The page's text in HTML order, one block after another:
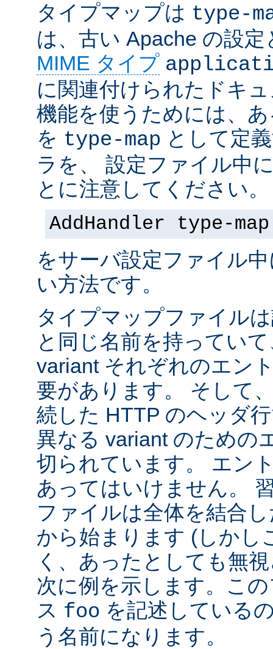
タイプマップは type-
は、古い Apache の設
MIME タイプ
に関連付けられたドキ
機能を使うためには、
を type-map として定
ラを、 設定ファイル中
とに注意してください
AddHandler type-
をサーバ設定ファイル
い方法です。
タイプマップファイル
と同じ名前を持ってい
variant それぞれのエン
要があります。 そして
続した HTTP のヘッダ
異なる variant のための
切られています。 エン
あってはいけません。
ファイルは全体を結合
から始まります (しかし
く、あったとしても無
次に例を示します。こ
ス foo を記述している
う名前になります。